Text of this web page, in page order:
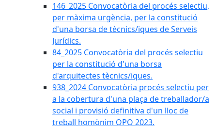
146_2025 Convocatòria del procés selectiu,
per màxima urgència, per la constitució
d'una borsa de tècnics/iques de Serveis
Jurídics.
84_2025 Convocatòria del procés selectiu
per la constitució d'una borsa
d'arquitectes tècnics/iques.
938_2024 Convocatòria procés selectiu per
a la cobertura d'una plaça de treballador/a
social i provisió definitiva d'un lloc de
treball homònim OPO 2023.